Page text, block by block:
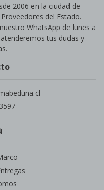
2006 en la ciudad de
del Estado.
WhatsApp de lunes a
tus dudas y